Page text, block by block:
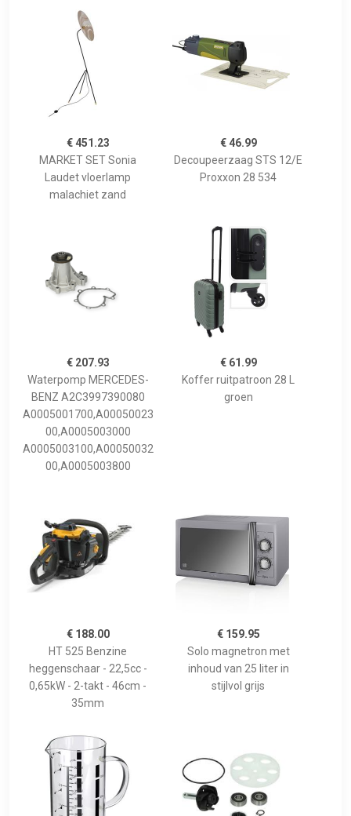
€ 451.23
MARKET SET Sonia
Laudet vloerlamp
malachiet zand
€ 46.99
Decoupeerzaag STS 12/E
Proxxon 28 534
€ 207.93
Waterpomp MERCEDES-
BENZ A2C3997390080
A0005001700,A00050023
00,A0005003000
A0005003100,A00050032
00,A0005003800
€ 61.99
Koffer ruitpatroon 28 L
groen
€ 188.00
HT 525 Benzine
heggenschaar - 22,5cc -
0,65kW - 2-takt - 46cm -
35mm
€ 159.95
Solo magnetron met
inhoud van 25 liter in
stijlvol grijs